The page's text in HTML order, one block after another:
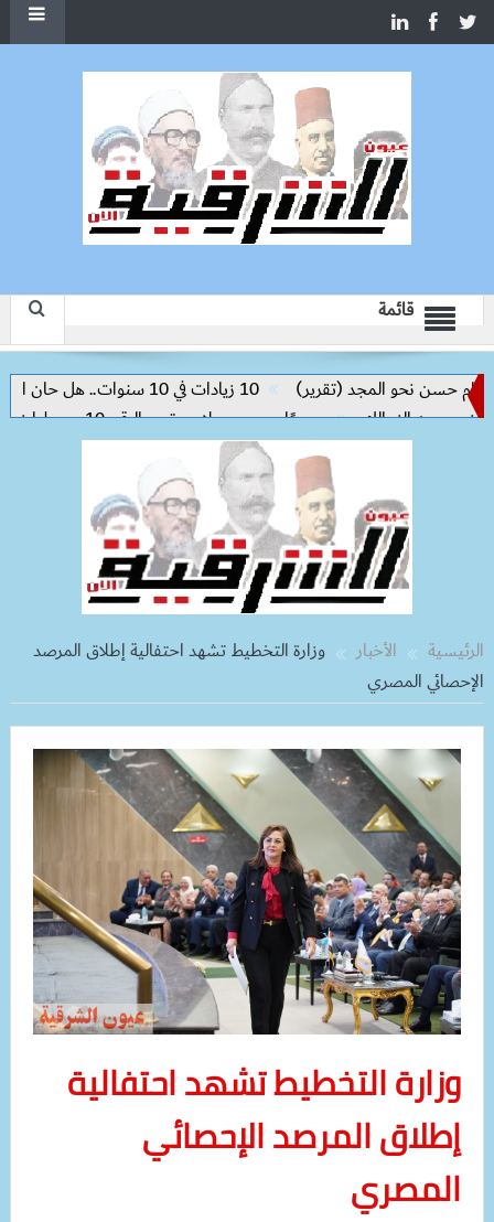
قائمة
نحو المجد (تقرير)
10 زيادات في 10 سنوات.. هل حان الوقت لرفع دعم البنزين نهائيا؟
رسميًا.. محمد صلاح يرتدي الرقم 10 مع طرابزون سبور ويبعث أول رسالة للجماهير
الرئيسية الأخبار
وزارة التخطيط تشهد احتفالية إطلاق المرصد
الإحصائي المصري
وزارة التخطيط تشهد احتفالية
إطلاق المرصد الإحصائي
المصري